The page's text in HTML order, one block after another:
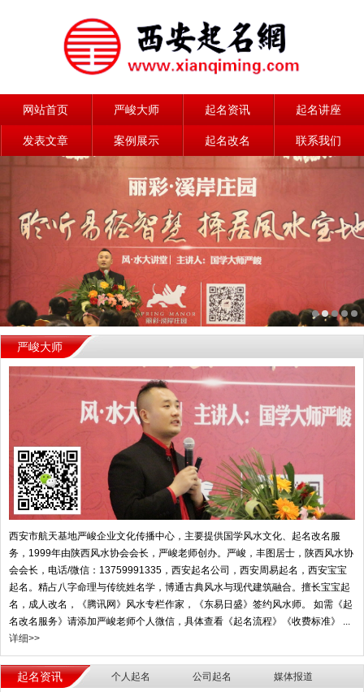
网站首页 严峻大师 起名资讯 起名讲座
发表文章 案例展示 起名改名 联系我们
严峻大师
西安市航天基地严峻企业文化传播中心，主要提供国学风水文化、起名改名服
务，1999年由陕西风水协会会长，严峻老师创办。严峻，丰图居士，陕西风水协
会会长，电话/微信：13759991335，西安起名公司，西安周易起名，西安宝宝
起名。精占八字命理与传统姓名学，博通古典风水与现代建筑融合。擅长宝宝起
名，成人改名，《腾讯网》风水专栏作家，《东易日盛》签约风水师。 如需《起
名改名服务》请添加严峻老师个人微信，具体查看《起名流程》《收费标准》 ...
详细>>
起名资讯 个人起名 公司起名 媒体报道